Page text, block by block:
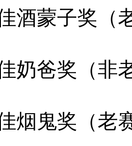
酒蒙子奖（
奶爸奖（非
烟鬼奖（老